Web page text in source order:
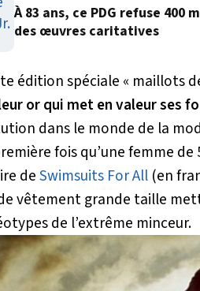
À 83 ans, ce PDG refuse
des œuvres caritatives
édition spéciale « maillots
or qui met en valeur ses
dans le monde de la
fois qu’une femme
deSwimsuits For All (en
vêtement grande taille
de l’extrême minceur.